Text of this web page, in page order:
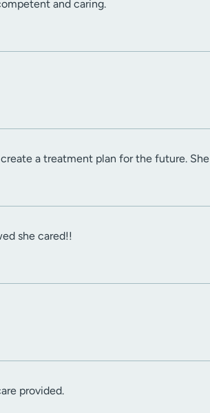
and caring.
a treatment plan for the future.
she cared!!
provided.